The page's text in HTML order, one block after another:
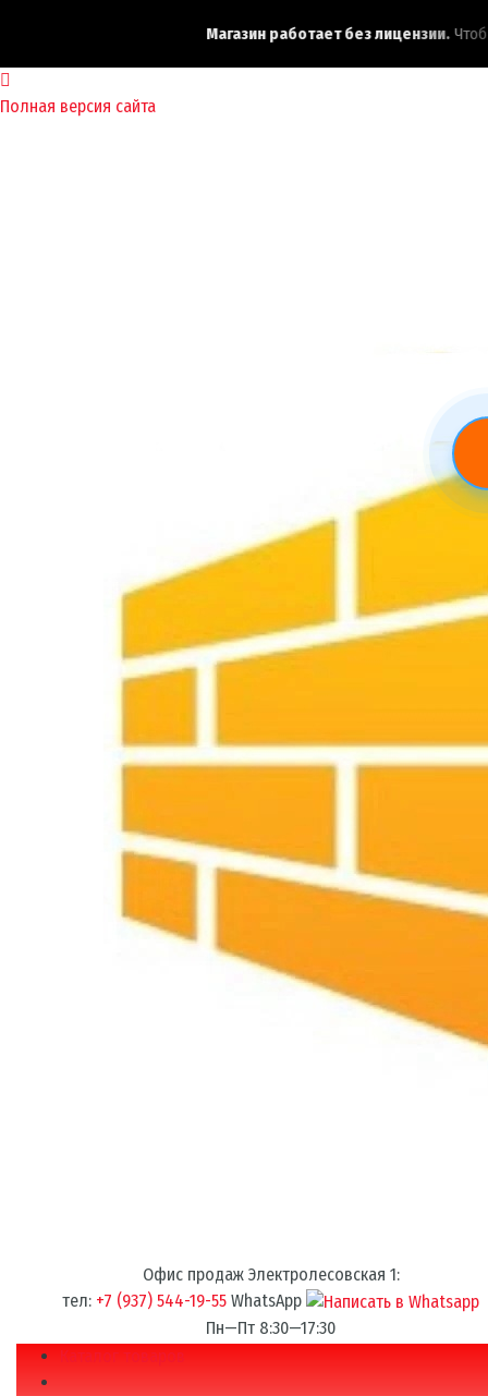
Магазин работает без лицензии.Чтобы
Полная версия сайта
Офис продаж Электролесовская 1:
тел: +7 (937) 544-19-55 WhatsApp
Пн—Пт 8:30—17:30
Каталог товаров